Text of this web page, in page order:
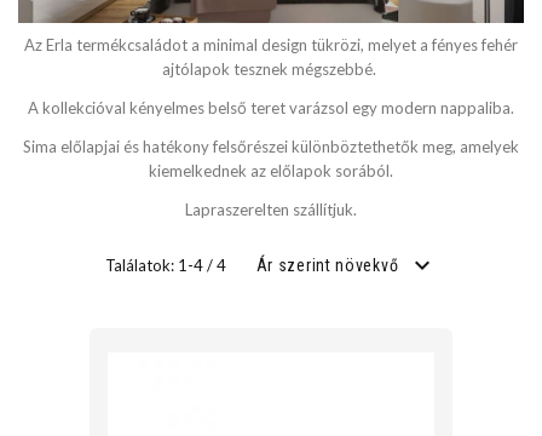
cm
cm
cm
Az Erla termékcsaládot a minimal design tükrözi, melyet a fényes fehér
ajtólapok tesznek mégszebbé.
A kollekcióval kényelmes belső teret varázsol egy modern nappaliba.
Sima előlapjai és hatékony felsőrészei különböztethetők meg, amelyek
kiemelkednek az előlapok sorából.
Lapraszerelten szállítjuk.
Találatok: 1-4 / 4 Ár szerint növekvő